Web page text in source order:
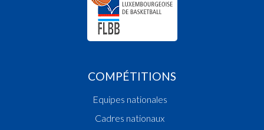
COMPÉTITIONS
Equipes nationales
Cadres nationaux